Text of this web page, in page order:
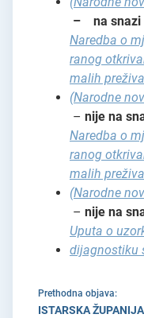
– na snazi
Naredba o
ranog
malih
(Narodne
– nije na
Naredba o
ranog
malih
(Narodne
– nije na
Uputa o
dijagnostiku
Prethodna objava:
ISTARSKA